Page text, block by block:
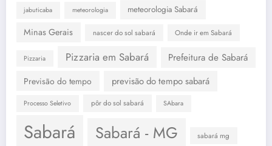
jabuticaba meteorologia meteorologia Sabará
Minas Gerais nascer do sol sabará Onde ir em Sabará
Pizzaria Pizzaria em Sabará Prefeitura de Sabará
Previsão do tempo previsão do tempo sabará
Processo Seletivo pôr do sol sabará SAbara
Sabará Sabará - MG sabará mg